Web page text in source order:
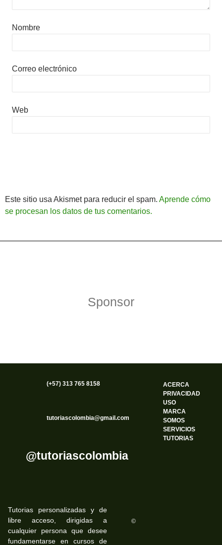
Nombre
Correo electrónico
Web
Este sitio usa Akismet para reducir el spam. Aprende cómo
se procesan los datos de tus comentarios.
Sponsor
(+57) 313 765 8158
tutoriascolombia@gmail.com
@tutoriascolombia
ACERCA
PRIVACIDAD
USO
MARCA
SOMOS
SERVICIOS
TUTORIAS
Tutorias personalizadas y de
libre acceso, dirigidas a
cualquier persona que desee
fundamentarse en cursos de
©